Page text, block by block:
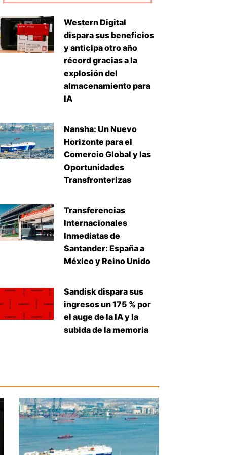
Western Digital
dispara sus beneficios
y anticipa otro año
récord gracias a la
explosión del
almacenamiento para
IA
Nansha: Un Nuevo
Horizonte para el
Comercio Global y las
Oportunidades
Transfronterizas
Transferencias
Internacionales
Inmediatas de
Santander: España a
México y Reino Unido
Sandisk dispara sus
ingresos un 175 % por
el auge de la IA y la
subida de la memoria